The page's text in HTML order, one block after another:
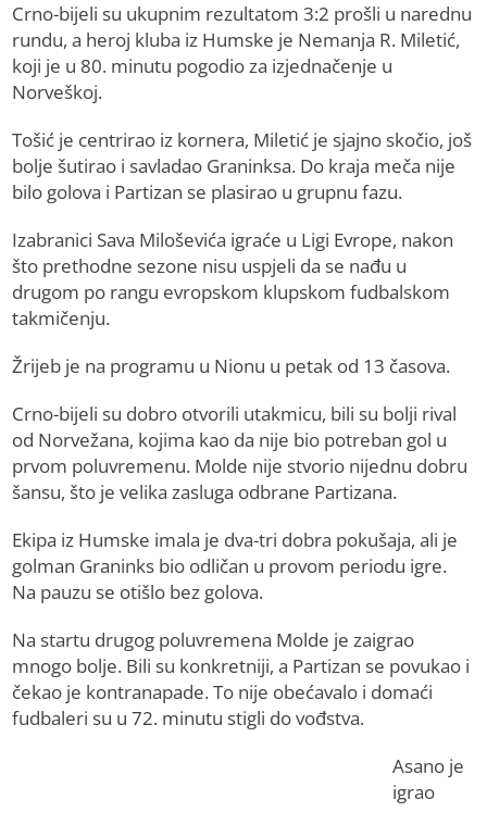
Crno-bijeli su ukupnim rezultatom 3:2 prošli u narednu
rundu, a heroj kluba iz Humske je Nemanja R. Miletić,
koji je u 80. minutu pogodio za izjednačenje u
Norveškoj.
Tošić je centrirao iz kornera, Miletić je sjajno skočio, još
bolje šutirao i savladao Graninksa. Do kraja meča nije
bilo golova i Partizan se plasirao u grupnu fazu.
Izabranici Sava Miloševića igraće u Ligi Evrope, nakon
što prethodne sezone nisu uspjeli da se nađu u
drugom po rangu evropskom klupskom fudbalskom
takmičenju.
Žrijeb je na programu u Nionu u petak od 13 časova.
Crno-bijeli su dobro otvorili utakmicu, bili su bolji rival
od Norvežana, kojima kao da nije bio potreban gol u
prvom poluvremenu. Molde nije stvorio nijednu dobru
šansu, što je velika zasluga odbrane Partizana.
Ekipa iz Humske imala je dva-tri dobra pokušaja, ali je
golman Graninks bio odličan u provom periodu igre.
Na pauzu se otišlo bez golova.
Na startu drugog poluvremena Molde je zaigrao
mnogo bolje. Bili su konkretniji, a Partizan se povukao i
čekao je kontranapade. To nije obećavalo i domaći
fudbaleri su u 72. minutu stigli do vođstva.
Asano je
igrao